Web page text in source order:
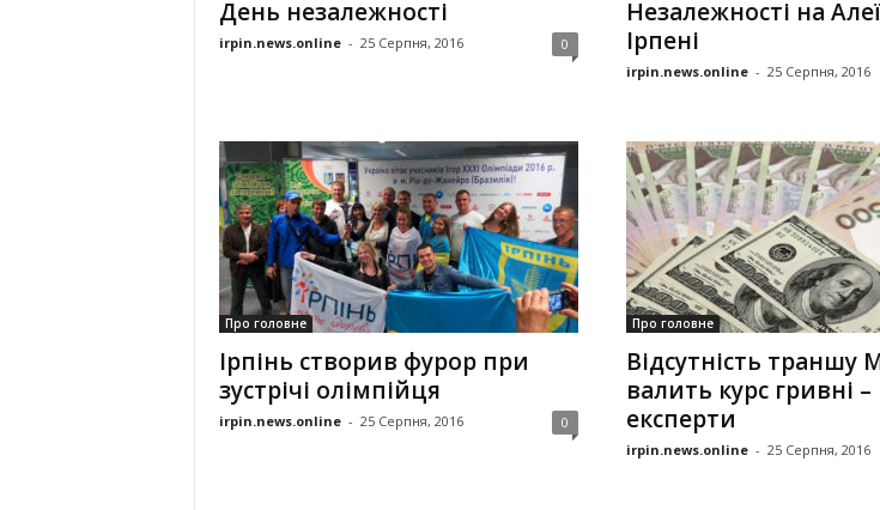
День незалежності
irpin.news.online - 25 Серпня, 2016 0
Незалежності на
Ірпені
irpin.news.online - 25 Серпня, 2016
Про головне
Ірпінь створив фурор при
зустрічі олімпійця
irpin.news.online - 25 Серпня, 2016 0
Про головне
Відсутність траншу
валить курс гривні –
експерти
irpin.news.online - 25 Серпня, 2016